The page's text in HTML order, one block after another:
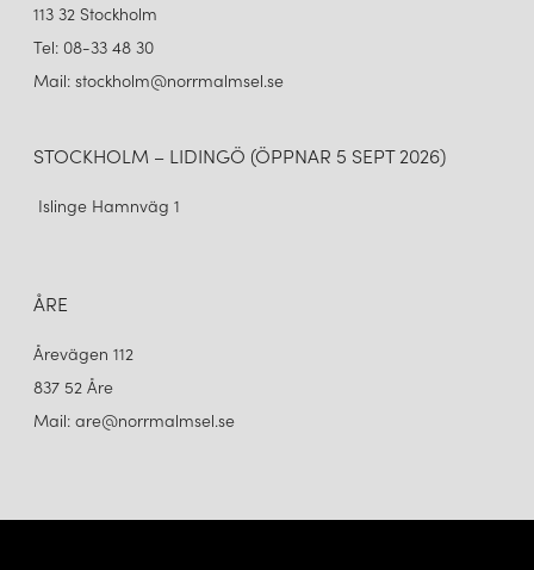
113 32 Stockholm
Tel: 08-33 48 30
Mail: stockholm@norrmalmsel.se
STOCKHOLM – LIDINGÖ (ÖPPNAR 5 SEPT 2026)
Islinge Hamnväg 1
ÅRE
Årevägen 112
837 52 Åre
Mail: are@norrmalmsel.se